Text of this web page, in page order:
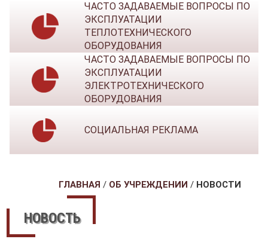
ЧАСТО ЗАДАВАЕМЫЕ ВОПРОСЫ ПО
ЭКСПЛУАТАЦИИ
ТЕПЛОТЕХНИЧЕСКОГО
ОБОРУДОВАНИЯ
ЧАСТО ЗАДАВАЕМЫЕ ВОПРОСЫ ПО
ЭКСПЛУАТАЦИИ
ЭЛЕКТРОТЕХНИЧЕСКОГО
ОБОРУДОВАНИЯ
СОЦИАЛЬНАЯ РЕКЛАМА
ГЛАВНАЯ / ОБ УЧРЕЖДЕНИИ / НОВОСТИ
НОВОСТЬ